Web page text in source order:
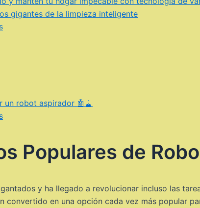
gigantes de la limpieza inteligente
un robot aspirador 🤖🧹
Populares de
y ha llegado a revolucionar incluso las
convertido en una opción cada vez más popular